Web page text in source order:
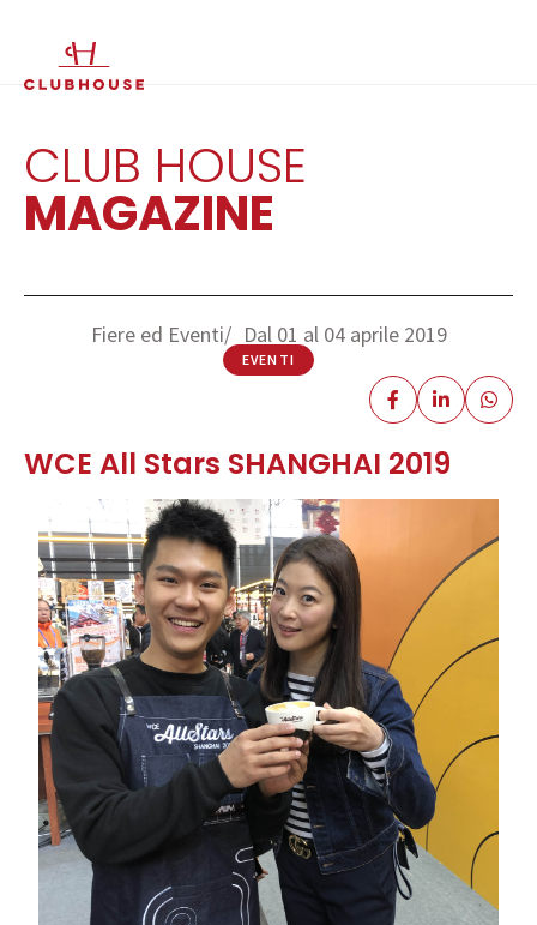
EN
CLUB HOUSE
MAGAZINE
Fiere ed Eventi Dal 01 al 04 aprile 2019
EVENTI
WCE All Stars SHANGHAI 2019